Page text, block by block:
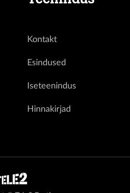
Kontakt
Esindused
Iseteenindus
Hinnakirjad